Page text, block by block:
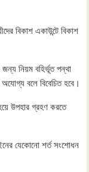
বিকাশ একাউন্টে বিকাশ
নিয়ম বহির্ভূত পন্থা
বলে বিবেচিত হবে।
উপহার গ্রহণ করতে
যেকোনো শর্ত সংশোধন